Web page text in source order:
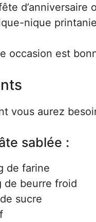
d’anniversaire
nique
occasion est
vous aurez
sablée :
de farine
de beurre froid
sucre